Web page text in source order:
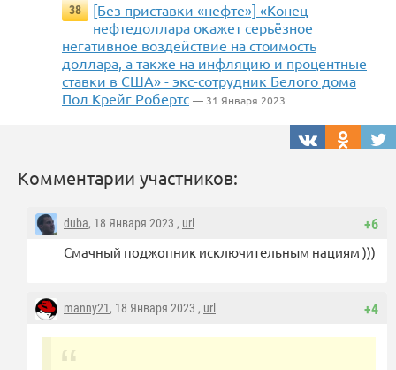
38
[Без приставки «нефте»] «Конец
нефтедоллара окажет серьёзное
негативное воздействие на стоимость
доллара, а также на инфляцию и процентные
ставки в США» - экс-сотрудник Белого дома
Пол Крейг Робертс — 31 Января 2023
Комментарии участников:
+6
duba, 18 Января 2023 , url
Смачный поджопник исключительным нациям )))
+4
manny21, 18 Января 2023 , url